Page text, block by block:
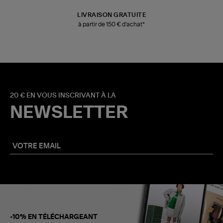
LIVRAISON GRATUITE
à partir de 150 € d'achat*
20 € EN VOUS INSCRIVANT À LA
NEWSLETTER
-10% EN TÉLÉCHARGEANT